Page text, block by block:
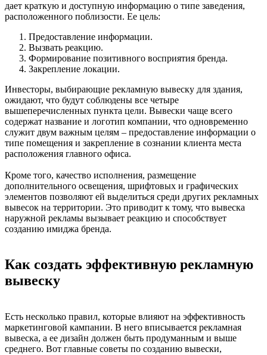
дает краткую и доступную информацию о типе заведения,
расположенного поблизости. Ее цель:
Предоставление информации.
Вызвать реакцию.
Формирование позитивного восприятия бренда.
Закрепление локации.
Инвесторы, выбирающие рекламную вывеску для здания,
ожидают, что будут соблюдены все четыре
вышеперечисленных пункта цели. Вывески чаще всего
содержат название и логотип компании, что одновременно
служит двум важным целям – предоставление информации о
типе помещения и закрепление в сознании клиента места
расположения главного офиса.
Кроме того, качество исполнения, размещение
дополнительного освещения, шрифтовых и графических
элементов позволяют ей выделиться среди других рекламных
вывесок на территории. Это приводит к тому, что вывеска
наружной рекламы вызывает реакцию и способствует
созданию имиджа бренда.
Как создать эффективную рекламную
вывеску
Есть несколько правил, которые влияют на эффективность
маркетинговой кампании. В него вписывается рекламная
вывеска, а ее дизайн должен быть продуманным и выше
среднего. Вот главные советы по созданию вывески,